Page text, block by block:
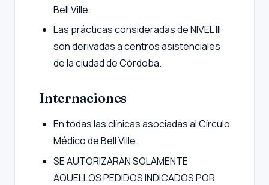
Bell Ville.
Las prácticas consideradas de NIVEL III
son derivadas a centros asistenciales
de la ciudad de Córdoba.
Internaciones
En todas las clínicas asociadas al Círculo
Médico de Bell Ville.
SE AUTORIZARAN SOLAMENTE
AQUELLOS PEDIDOS INDICADOS POR